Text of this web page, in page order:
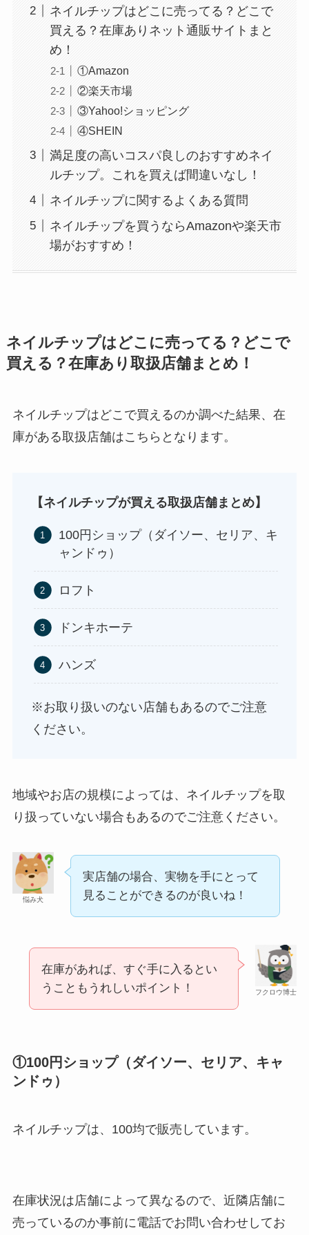
使い捨ておしぼりはどこで買える？販売店は100均
（ダイソー、セリア）！
買える？
やべぇ旨いスパイスはどこで買える?カルディやイ
ネイルチップはどこに売ってる？どこで
買える？在庫ありネット通販サイトまと
め！
①Amazon
②楽天市場
③Yahoo!ショッピング
④SHEIN
満足度の高いコスパ良しのおすすめネイ
ルチップ。これを買えば間違いなし！
ネイルチップに関するよくある質問
ネイルチップを買うならAmazonや楽天市
場がおすすめ！
ネイルチップはどこに売ってる？どこで
買える？在庫あり取扱店舗まとめ！
ネイルチップはどこで買えるのか調べた結果、在
庫がある取扱店舗はこちらとなります。
【ネイルチップが買える取扱店舗まとめ】
100円ショップ（ダイソー、セリア、キ
ャンドゥ）
ロフト
ドンキホーテ
ハンズ
※お取り扱いのない店舗もあるのでご注意
ください。
地域やお店の規模によっては、ネイルチップを取
り扱っていない場合もあるのでご注意ください。
悩み犬
実店舗の場合、実物を手にとって
見ることができるのが良いね！
フクロウ博士
在庫があれば、すぐ手に入るとい
うこともうれしいポイント！
①100円ショップ（ダイソー、セリア、キャ
ンドゥ）
ネイルチップは、100均で販売しています。
在庫状況は店舗によって異なるので、近隣店舗に
売っているのか事前に電話でお問い合わせしてお